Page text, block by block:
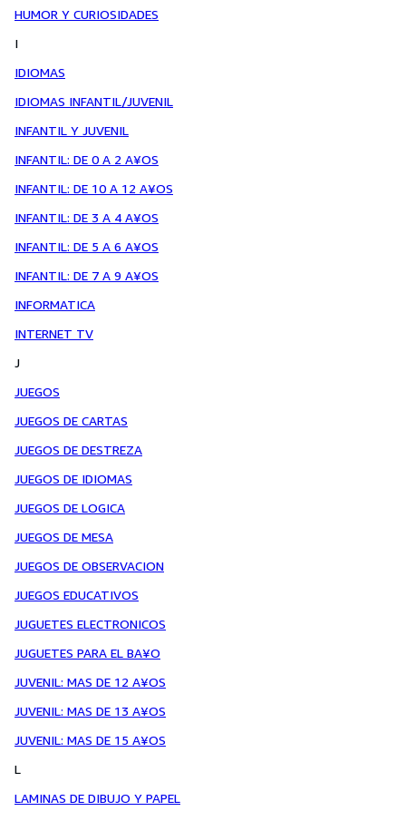
HUMOR Y CURIOSIDADES
I
IDIOMAS
IDIOMAS INFANTIL/JUVENIL
INFANTIL Y JUVENIL
INFANTIL: DE 0 A 2 A¥OS
INFANTIL: DE 10 A 12 A¥OS
INFANTIL: DE 3 A 4 A¥OS
INFANTIL: DE 5 A 6 A¥OS
INFANTIL: DE 7 A 9 A¥OS
INFORMATICA
INTERNET TV
J
JUEGOS
JUEGOS DE CARTAS
JUEGOS DE DESTREZA
JUEGOS DE IDIOMAS
JUEGOS DE LOGICA
JUEGOS DE MESA
JUEGOS DE OBSERVACION
JUEGOS EDUCATIVOS
JUGUETES ELECTRONICOS
JUGUETES PARA EL BA¥O
JUVENIL: MAS DE 12 A¥OS
JUVENIL: MAS DE 13 A¥OS
JUVENIL: MAS DE 15 A¥OS
L
LAMINAS DE DIBUJO Y PAPEL